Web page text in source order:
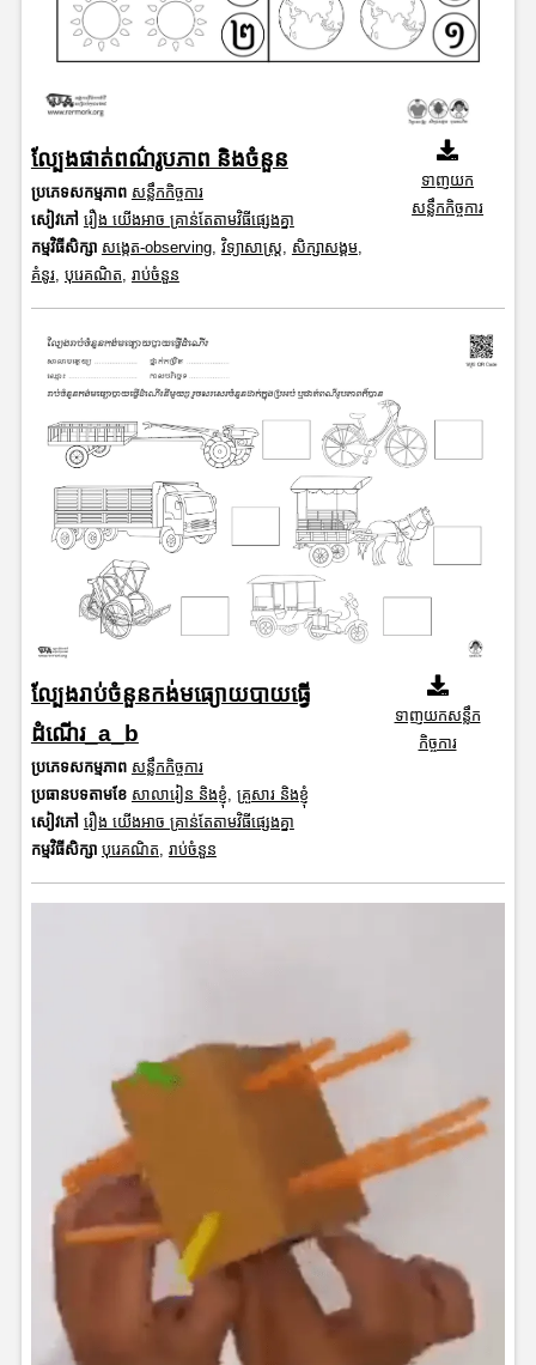
ល្បែងផាត់ពណ៌រូបភាព និងចំនួន
ប្រភេទសកម្មភាព សន្លឹកកិច្ចការ
សៀវភៅ រឿង យើងអាច គ្រាន់តែតាមវិធីផ្សេងគ្នា
កម្មវិធីសិក្សា សង្កេត-observing, វិទ្យាសាស្រ្ត សិក្សាសង្គម,
គំនូរ, បុរេគណិត រាប់ចំនួន
ទាញយក
សន្លឹកកិច្ចការ
ល្បែងរាប់ចំនួនកង់មធ្យោយបាយធ្វើ
ដំណើរ_a_b
ប្រភេទសកម្មភាព សន្លឹកកិច្ចការ
ប្រធានបទតាមខែ សាលារៀន និងខ្ញុំ គ្រួសារ និងខ្ញុំ
សៀវភៅ រឿង យើងអាច គ្រាន់តែតាមវិធីផ្សេងគ្នា
កម្មវិធីសិក្សា បុរេគណិត រាប់ចំនួន
ទាញយកសន្លឹក
កិច្ចការ